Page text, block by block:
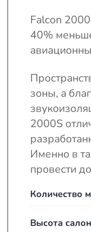
Falcon
40%
зоны, а
2000S
Именно в
провести
Количество
Высота